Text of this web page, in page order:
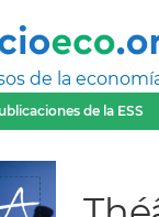
de la
de la ESS